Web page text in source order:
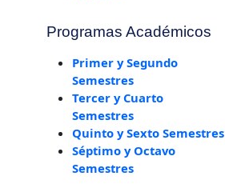
Programas Académicos
Primer y Segundo
Semestres
Tercer y Cuarto
Semestres
Quinto y Sexto Semestres
Séptimo y Octavo
Semestres